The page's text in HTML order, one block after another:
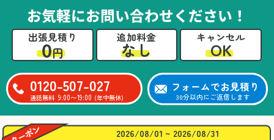
お気軽にお問い合わせください！
出張見積り
0円
追加料金
なし
キャンセル
OK
0120-507-027
通話無料 9:00〜19:00 (年中無休)
フォームでお見積り
30分以内にご返信します
2026/08/01 ~ 2026/08/31